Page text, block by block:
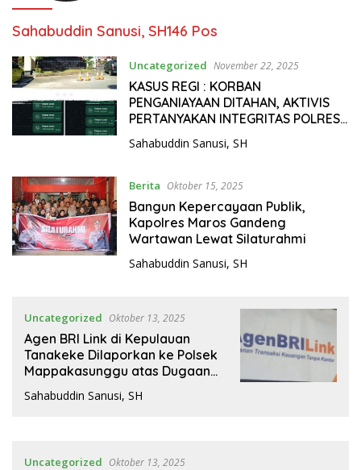
Sahabuddin Sanusi, SH146 Pos
Uncategorized November 22, 2025
KASUS REGI : KORBAN
PENGANIAYAAN DITAHAN, AKTIVIS
PERTANYAKAN INTEGRITAS POLRES
GOWA
Sahabuddin Sanusi, SH
Berita Oktober 15, 2025
Bangun Kepercayaan Publik,
Kapolres Maros Gandeng
Wartawan Lewat Silaturahmi
Sahabuddin Sanusi, SH
Uncategorized Oktober 13, 2025
Agen BRI Link di Kepulauan
Tanakeke Dilaporkan ke Polsek
Mappakasunggu atas Dugaan
Penipuan dan Penggelapan
Dana Nasabah BRI
Sahabuddin Sanusi, SH
Uncategorized Oktober 13, 2025